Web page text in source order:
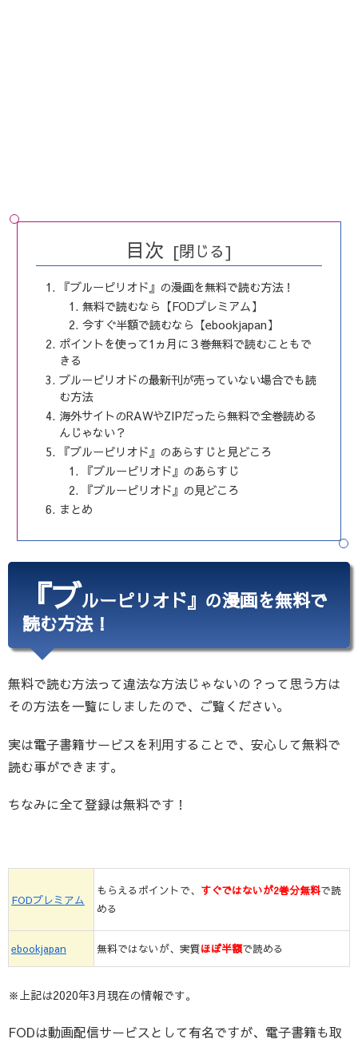
目次
『ブルーピリオド』の漫画を無料で読む方法！
無料で読むなら【FODプレミアム】
今すぐ半額で読むなら【ebookjapan】
ポイントを使って1ヵ月に３巻無料で読むこともで
きる
ブルーピリオドの最新刊が売っていない場合でも読
む方法
海外サイトのRAWやZIPだったら無料で全巻読める
んじゃない？
『ブルーピリオド』のあらすじと見どころ
『ブルーピリオド』のあらすじ
『ブルーピリオド』の見どころ
まとめ
『ブルーピリオド』の漫画を無料で
読む方法！
無料で読む方法って違法な方法じゃないの？って思う方は
その方法を一覧にしましたので、ご覧ください。
実は電子書籍サービスを利用することで、安心して無料で
読む事ができます。
ちなみに全て登録は無料です！
FODプレミアム
もらえるポイントで、 すぐではないが2巻分無料で読
める
ebookjapan 無料ではないが、実質ほぼ半額で読める
※上記は2020年3月現在の情報です。
FODは動画配信サービスとして有名ですが、電子書籍も取